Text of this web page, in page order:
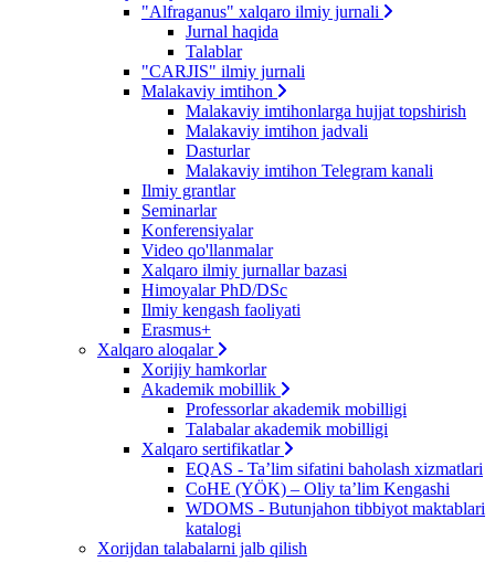
"Alfraganus" xalqaro ilmiy jurnali
Jurnal haqida
Talablar
"CARJIS" ilmiy jurnali
Malakaviy imtihon
Malakaviy imtihonlarga hujjat topshirish
Malakaviy imtihon jadvali
Dasturlar
Malakaviy imtihon Telegram kanali
Ilmiy grantlar
Seminarlar
Konferensiyalar
Video qo'llanmalar
Xalqaro ilmiy jurnallar bazasi
Himoyalar PhD/DSc
Ilmiy kengash faoliyati
Erasmus+
Xalqaro aloqalar
Xorijiy hamkorlar
Akademik mobillik
Professorlar akademik mobilligi
Talabalar akademik mobilligi
Xalqaro sertifikatlar
EQAS - Ta’lim sifatini baholash xizmatlari
CoHE (YÖK) – Oliy ta’lim Kengashi
WDOMS - Butunjahon tibbiyot maktablari
katalogi
Xorijdan talabalarni jalb qilish